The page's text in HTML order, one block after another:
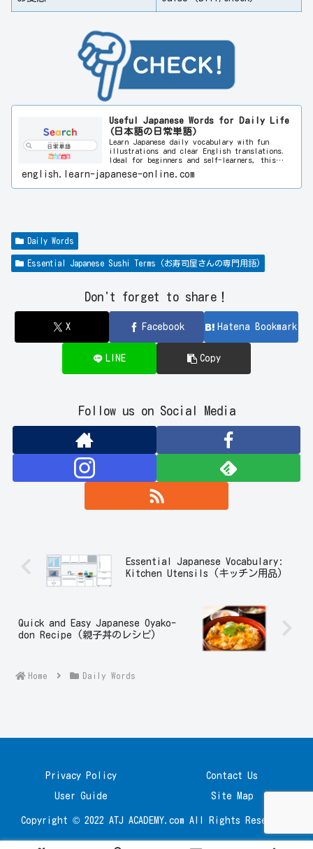
Useful Japanese Words for Daily Life
(日本語の日常単語)
Learn Japanese daily vocabulary with fun
illustrations and clear English translations.
Ideal for beginners and self-learners, this
visual approach helps you improve language
skills quickly and enjoyably. Start learning
Japanese today!
english.learn-japanese-online.com
Daily Words
Essential Japanese Sushi Terms (お寿司屋さんの専門用語)
Don't forget to share！
X Facebook Hatena Bookmark
LINE Copy
Follow us on Social Media
Essential Japanese Vocabulary:
Kitchen Utensils (キッチン用品)
Quick and Easy Japanese Oyako-
don Recipe (親子丼のレシピ)
Home Daily Words
Privacy Policy Contact Us
User Guide Site Map
Copyright © 2022 ATJ ACADEMY.com All Rights Reserved.